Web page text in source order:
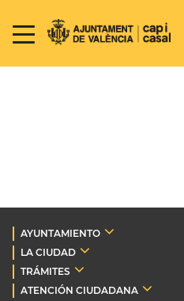
AYUNTAMIENTO
LA CIUDAD
TRÁMITES
ATENCIÓN CIUDADANA